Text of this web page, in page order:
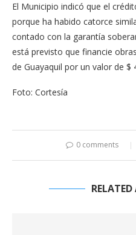
El Municipio indicó que el
porque ha habido catorce
contado con la garantía
está previsto que financie
de Guayaquil por un valor de $
Foto: Cortesía
0 comments